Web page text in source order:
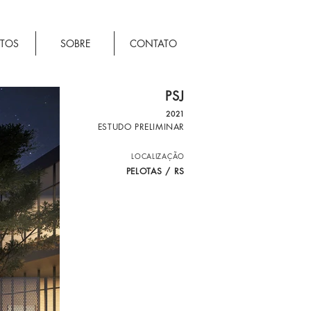
SOBRE CONTATO
PSJ
2021
ESTUDO PRELIMINAR
LOCALIZAÇÃO
PELOTAS / RS